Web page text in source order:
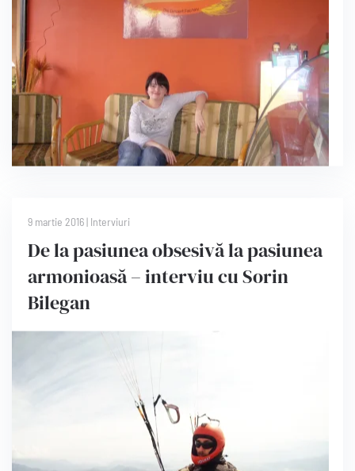
9 martie 2016 | Interviuri
De la pasiunea obsesivă la pasiunea
armonioasă – interviu cu Sorin
Bilegan